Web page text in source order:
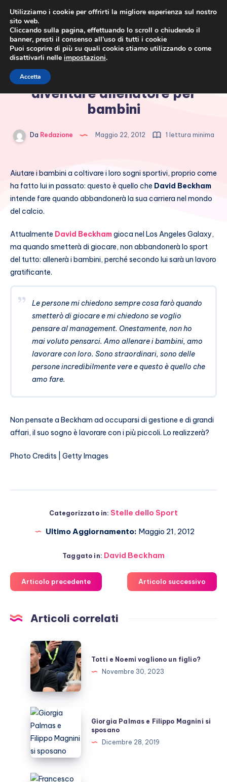
David Beckham vuole
diventare allenatore per
bambini
Da Redazione Maggio 22, 2012 1 lettura minima
Aiutare i bambini a coltivare i loro sogni sportivi, proprio come
ha fatto lui in passato: questo è quello che David Beckham
intende fare quando abbandonerà la sua carriera nel mondo
del calcio.
Attualmente David Beckhamgioca nel Los Angeles Galaxy,
ma quando smetterà di giocare, non abbandonerà lo sport
del tutto: allenerà i bambini, perché secondo lui sarà un lavoro
gratificante.
Le persone mi chiedono sempre cosa farò quando
smetterò di giocare e mi chiedono se voglio
pensare al management. Onestamente, non ho
mai voluto pensarci. Amo allenare i bambini, amo
lavorare con loro. Sono straordinari, sono delle
persone incredibilmente vere e questo è quello che
amo fare.
Non pensate a Beckham ad occuparsi di gestione e di grandi
affari, il suo sogno è lavorare con i più piccoli. Lo realizzerà?
Photo Credits | Getty Images
Categorizzato in: Stelle dello Sport
Ultimo Aggiornamento: Maggio 21, 2012
Taggato in: David Beckham
Articolo precedente Articolo successivo
Articoli correlati
Totti
e
Noemi
vogliono
un
figlio?
Totti e Noemi vogliono un figlio?
Novembre 30, 2023
Giorgia
Palmas
e
Filippo
Magnini
si
Giorgia Palmas e Filippo Magnini si
sposano
Dicembre 28, 2019
Francesco
Utilizziamo i cookie per offrirti la migliore esperienza sul nostro
sito web.
Cliccando sulla pagina, effettuando lo scroll o chiudendo il
banner, presti il consenso all’uso di tutti i cookie
Puoi scoprire di più su quali cookie stiamo utilizzando o come
disattivarli nelle impostazioni.
Accetta